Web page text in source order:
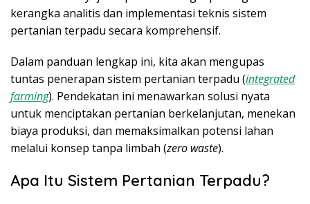
kerangka analitis dan implementasi teknis sistem
pertanian terpadu secara komprehensif.
Dalam panduan lengkap ini, kita akan mengupas
tuntas penerapan sistem pertanian terpadu (integrated
farming). Pendekatan ini menawarkan solusi nyata
untuk menciptakan pertanian berkelanjutan, menekan
biaya produksi, dan memaksimalkan potensi lahan
melalui konsep tanpa limbah (zero waste).
Apa Itu Sistem Pertanian Terpadu?